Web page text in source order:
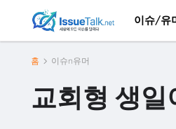
이슈/유
홈 이슈n유머
교회형 생